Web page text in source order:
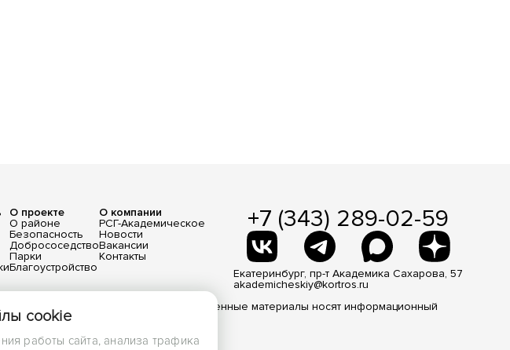
cookie
работы сайта, анализа трафика
О проекте
О районе
Безопасность
Добрососедство
Парки
Благоустройство
О компании
РСГ-Академическое
Новости
Вакансии
Контакты
+7 (343) 289-02-59
Екатеринбург, пр-т Академика Сахарова, 57
akademicheskiy@kortros.ru
статьи 437 ГК РФ. Все размещенные материалы носят информационный